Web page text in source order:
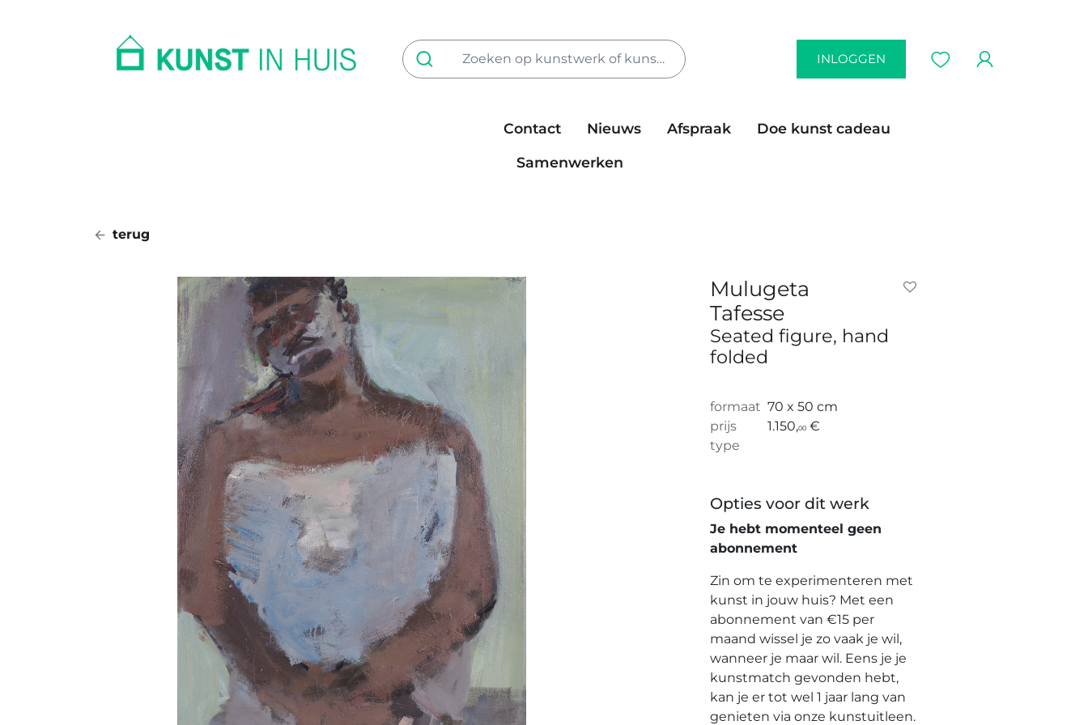
INLOGGEN
Contact Nieuws Afspraak
Doe kunst cadeau
Samenwerken
terug
Mulugeta
Tafesse
Seated figure, hand
folded
formaat 70 x 50 cm
prijs
1.150,00 €
type
Opties voor dit werk
Je hebt momenteel geen
abonnement
Zin om te experimenteren met
kunst in jouw huis? Met een
abonnement van €15 per
maand wissel je zo vaak je wil,
wanneer je maar wil. Eens je je
kunstmatch gevonden hebt,
kan je er tot wel 1 jaar lang van
genieten via onze kunstuitleen.